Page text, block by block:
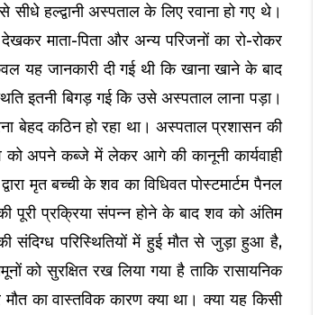
हल्द्वानी अस्पताल के लिए रवाना हो गए थे।
माता-पिता और अन्य परिजनों का रो-रोकर
यह जानकारी दी गई थी कि खाना खाने के बाद
इतनी बिगड़ गई कि उसे अस्पताल लाना पड़ा।
बेहद कठिन हो रहा था। अस्पताल प्रशासन की
अपने कब्जे में लेकर आगे की कानूनी कार्यवाही
मृत बच्ची के शव का विधिवत पोस्टमार्टम पैनल
पूरी प्रक्रिया संपन्न होने के बाद शव को अंतिम
संदिग्ध परिस्थितियों में हुई मौत से जुड़ा हुआ है,
सुरक्षित रख लिया गया है ताकि रासायनिक
का वास्तविक कारण क्या था। क्या यह किसी